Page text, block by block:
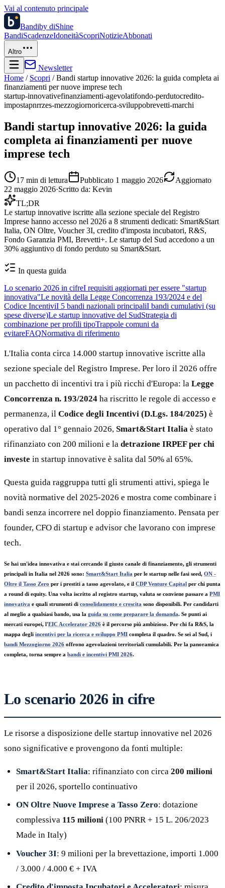
Vai al contenuto principale
Bandiby diShine
BandiScadenzeIdoneitàScopriNotizieAbbonati
Altro
Newsletter
Home / Scopri / Bandi startup innovative 2026: la guida completa ai
finanziamenti per nuove imprese tech
startup-innovativefinanziamenti-agevolatifondo-perdutocredito-
impostapnrrzes-mezzogiornoricerca-sviluppobrevetti-marchi
Bandi startup innovative 2026: la guida
completa ai finanziamenti per nuove
imprese tech
17 min di lettura Pubblicato 1 maggio 2026
Aggiornato
22 maggio 2026·Scritto da: Kevin
TL;DR
Le startup innovative iscritte alla sezione speciale del Registro
Imprese hanno accesso nel 2026 a 8 strumenti dedicati: Smart&Start
Italia, ON Oltre, Voucher 3I, credito d'imposta incubatori, R&S,
Fondo Garanzia PMI, Brevetti+. Le startup del Sud accedono a un
30% aggiuntivo di fondo perduto su Smart&Start.
In questa guida
Lo scenario 2026 in cifreI requisiti aggiornati per essere "startup
innovativa"Le novità della Legge Concorrenza 193/2024 e del
Codice IncentiviI 5 bandi nazionali principaliI bandi cumulativi (su
spese diverse)Le startup innovative del SudStrategia di
combinazione per profili tipoTrappole comuni da
evitareFAQNormativa di riferimento
L'Italia conta circa 14.000 startup innovative iscritte alla
sezione speciale del Registro Imprese. Per loro il 2026 offre
un pacchetto di incentivi tra i più ricchi d'Europa: la Legge
Concorrenza n. 193/2024 ha riscritto le regole di accesso e
permanenza, il Codice degli Incentivi (D.Lgs. 184/2025) è
operativo dal 1° gennaio 2026, Smart&Start Italia è stato
rifinanziato con 200 milioni e la detrazione IRPEF per chi
investe in startup innovative è salita dal 50% al 65%.
Questa guida raggruppa tutti gli strumenti attivi, spiega le
novità normative del 2025-2026 e mostra come combinare i
bandi senza incorrere nel doppio finanziamento. Pensata per
founder, CFO di startup e advisor che lavorano con imprese
tech.
Se hai un'idea innovativa e stai cercando il giusto canale di finanziamento, gli strumenti
principali in Italia nel 2026 sono: Smart&Start Italia per le startup nelle fasi seed, ON -
Oltre il Tasso Zero per i prestiti a tasso agevolato, e il CDP Venture Capital per chi punta
a round di equity. Una volta iscritto al registro startup, valuta se conviene passare a PMI
innovativa e quali strumenti di consolidamento e crescita sono disponibili. Per candidarti
al meglio a qualsiasi bando, usa la guida su come preparare la domanda. Se punti ai
mercati europei, l'EIC Accelerator 2026 è il percorso più ambizioso. Per chi fa R&S, la
mappa degli incentivi per la ricerca e sviluppo PMI completa il quadro. Se sei al Sud, i
bandi Mezzogiorno 2026 offrono agevolazioni territoriali cumulabili. Per la panoramica
completa, torna sempre a bandi e incentivi PMI 2026.
Lo scenario 2026 in cifre
Le risorse a disposizione delle startup innovative nel 2026
sono significative e provengono da fonti multiple:
Smart&Start Italia: rifinanziato con circa 200 milioni
per il 2026, sportello continuativo
ON Oltre Nuove Imprese a Tasso Zero: dotazione
complessiva 115 milioni (100 PNRR + 15 L. 206/2023
Made in Italy)
Voucher 3I: 9 milioni per la brevettazione, importi 1.000
/ 3.000 / 4.000 € + IVA